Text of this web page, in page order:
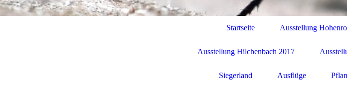
Startseite Ausstellung
Ausstellung Hilchenbach 2017
Siegerland Ausflüge